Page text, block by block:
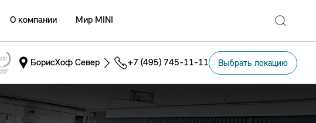
Выбрать локацию
БорисХоф Север +7 (495) 745-11-11
О компании Мир MINI